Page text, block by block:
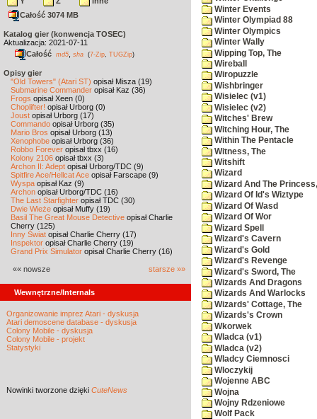
Całość 3074 MB
Katalog gier (konwencja TOSEC)
Aktualizacja: 2021-07-11
Całość md5 sha (7-Zip TUGZip)
Opisy gier
"Old Towers" (Atari ST) opisał Misza (19)
Submarine Commander opisał Kaz (36)
Frogs opisał Xeen (0)
Choplifter! opisał Urborg (0)
Joust opisał Urborg (17)
Commando opisał Urborg (35)
Mario Bros opisał Urborg (13)
Xenophobe opisał Urborg (36)
Robbo Forever opisał tbxx (16)
Kolony 2106 opisał tbxx (3)
Archon II: Adept opisał Urborg/TDC (9)
Spitfire Ace/Hellcat Ace opisał Farscape (9)
Wyspa opisał Kaz (9)
Archon opisał Urborg/TDC (16)
The Last Starfighter opisał TDC (30)
Dwie Wieże opisał Muffy (19)
Basil The Great Mouse Detective opisał Charlie
Cherry (125)
Inny Świat opisał Charlie Cherry (17)
Inspektor opisał Charlie Cherry (19)
Grand Prix Simulator opisał Charlie Cherry (16)
«« nowsze starsze »»
Wewnętrzne/Internals
Organizowanie imprez Atari - dyskusja
Atari demoscene database - dyskusja
Colony Mobile - dyskusja
Colony Mobile - projekt
Statystyki
Nowinki tworzone dzięki CuteNews
Winter Events
Winter Olympiad 88
Winter Olympics
Winter Wally
Wipping Top, The
Wireball
Wiropuzzle
Wishbringer
Wisielec (v1)
Wisielec (v2)
Witches' Brew
Witching Hour, The
Within The Pentacle
Witness, The
Witshift
Wizard
Wizard And The
Wizard Of Id's Wiztype
Wizard Of Wasd
Wizard Of Wor
Wizard Spell
Wizard's Cavern
Wizard's Gold
Wizard's Revenge
Wizard's Sword, The
Wizards And Dragons
Wizards And Warlocks
Wizards' Cottage, The
Wizards's Crown
Wkorwek
Wladca (v1)
Wladca (v2)
Wladcy Ciemnosci
Wloczykij
Wojenne ABC
Wojna
Wojny Rdzeniowe
Wolf Pack